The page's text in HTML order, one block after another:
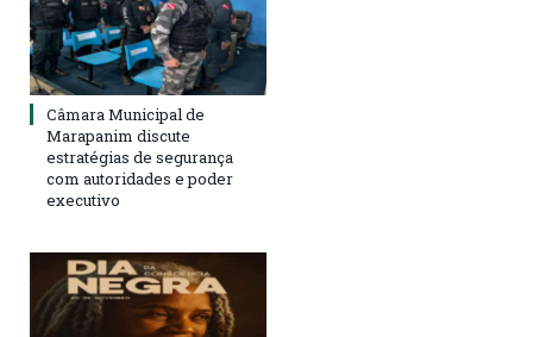
Câmara Municipal de
Marapanim discute
estratégias de segurança
com autoridades e poder
executivo